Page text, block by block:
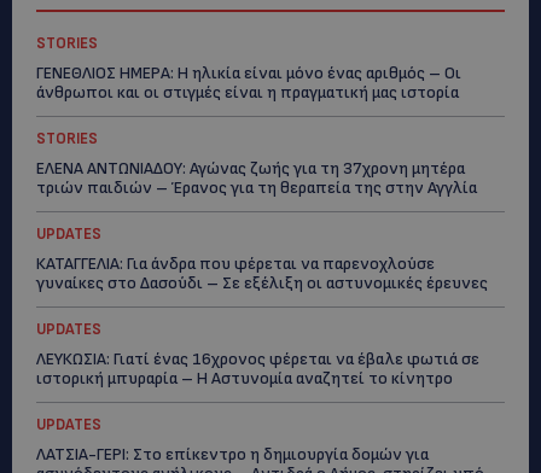
STORIES
ΓΕΝΕΘΛΙΟΣ ΗΜΕΡΑ: Η ηλικία είναι μόνο ένας αριθμός – Οι
άνθρωποι και οι στιγμές είναι η πραγματική μας ιστορία
STORIES
ΕΛΕΝΑ ΑΝΤΩΝΙΑΔΟΥ: Αγώνας ζωής για τη 37χρονη μητέρα
τριών παιδιών – Έρανος για τη θεραπεία της στην Αγγλία
UPDATES
ΚΑΤΑΓΓΕΛΙΑ: Για άνδρα που φέρεται να παρενοχλούσε
γυναίκες στο Δασούδι – Σε εξέλιξη οι αστυνομικές έρευνες
UPDATES
ΛΕΥΚΩΣΙΑ: Γιατί ένας 16χρονος φέρεται να έβαλε φωτιά σε
ιστορική μπυραρία – Η Αστυνομία αναζητεί το κίνητρο
UPDATES
ΛΑΤΣΙΑ-ΓΕΡΙ: Στο επίκεντρο η δημιουργία δομών για